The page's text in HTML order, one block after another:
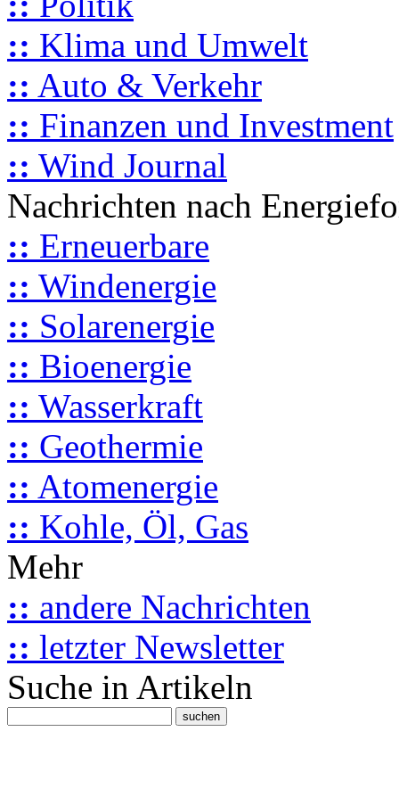
:: Klima und Umwelt
:: Auto & Verkehr
:: Finanzen und Investment
:: Wind Journal
Nachrichten nach
:: Erneuerbare
:: Windenergie
:: Solarenergie
:: Bioenergie
:: Wasserkraft
:: Geothermie
:: Atomenergie
:: Kohle, Öl, Gas
Mehr
:: andere Nachrichten
:: letzter Newsletter
Suche in Artikeln